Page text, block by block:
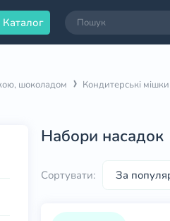
Каталог
шоколадом Кондитерські
Набори насадок
Сортувати: